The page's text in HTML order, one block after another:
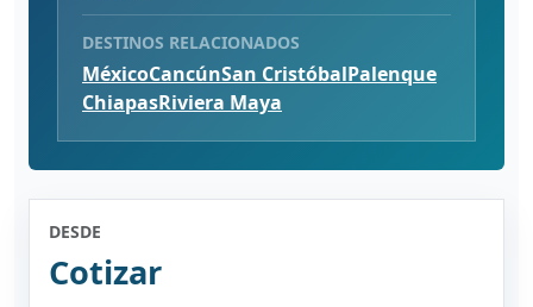
DESTINOS RELACIONADOS
MéxicoCancúnSan CristóbalPalenque
ChiapasRiviera Maya
DESDE
Cotizar